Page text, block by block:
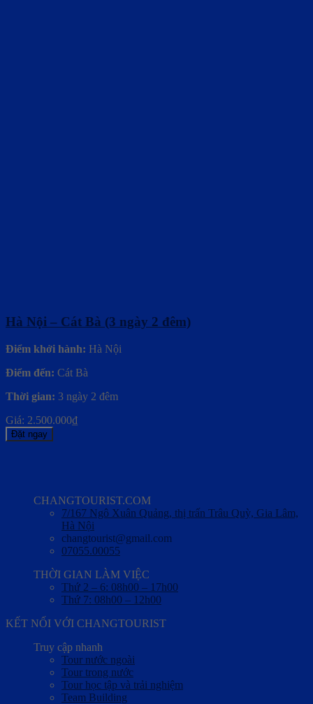
Hà Nội – Cát Bà (3 ngày 2 đêm)
Điểm khởi hành: Hà Nội
Điểm đến: Cát Bà
Thời gian: 3 ngày 2 đêm
Giá: 2.500.000₫
Đặt ngay
CHANGTOURIST.COM
7/167 Ngô Xuân Quảng, thị trấn Trâu Quỳ, Gia Lâm,
Hà Nội
changtourist@gmail.com
07055.00055
THỜI GIAN LÀM VIỆC
Thứ 2 – 6: 08h00 – 17h00
Thứ 7: 08h00 – 12h00
KẾT NỐI VỚI CHANGTOURIST
Truy cập nhanh
Tour nước ngoài
Tour trong nước
Tour học tập và trải nghiệm
Team Building